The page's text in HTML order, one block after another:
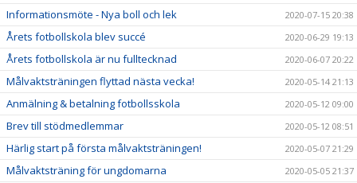
Informationsmöte - Nya boll och lek 2020-07-15 20:38
Årets fotbollskola blev succé 2020-06-29 19:13
Årets fotbollskola är nu fulltecknad 2020-06-07 20:22
Målvaktsträningen flyttad nästa vecka! 2020-05-14 21:13
Anmälning & betalning fotbollsskola 2020-05-12 09:00
Brev till stödmedlemmar 2020-05-12 08:51
Härlig start på första målvaktsträningen! 2020-05-07 21:29
Målvaktsträning för ungdomarna 2020-05-05 21:37